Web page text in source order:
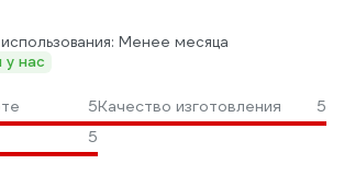
Менее месяца
у нас
5Качество изготовления
5
5